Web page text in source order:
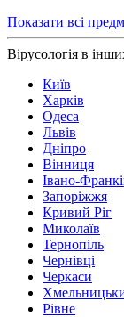
Показати всі
Вірусологія в
Київ
Харків
Одеса
Львів
Дніпро
Вінниця
Івано-
Запоріжжя
Кривий Ріг
Миколаїв
Тернопіль
Чернівці
Черкаси
Рівне